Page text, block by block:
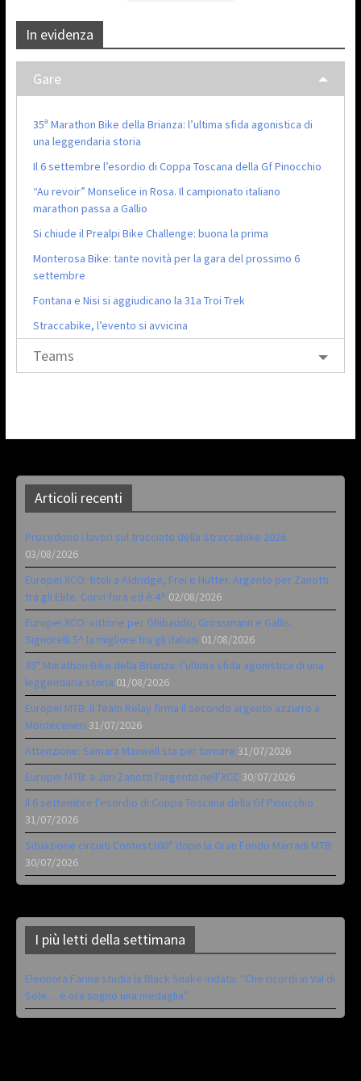
In evidenza
Gare
35ª Marathon Bike della Brianza: l’ultima sfida agonistica di
una leggendaria storia
Il 6 settembre l’esordio di Coppa Toscana della Gf Pinocchio
“Au revoir” Monselice in Rosa. Il campionato italiano
marathon passa a Gallio
Si chiude il Prealpi Bike Challenge: buona la prima
Monterosa Bike: tante novità per la gara del prossimo 6
settembre
Fontana e Nisi si aggiudicano la 31a Troi Trek
Straccabike, l’evento si avvicina
Teams
Articoli recenti
Procedono i lavori sul tracciato della Straccabike 2026
03/08/2026
Europei XCO: titoli a Aldridge, Frei e Hutter. Argento per Zanotti
tra gli Elite. Corvi fora ed è 4^ 02/08/2026
Europei XCO: vittorie per Ghibaudo, Grossmann e Gallis.
Signorelli 5^ la migliore tra gli italiani 01/08/2026
35ª Marathon Bike della Brianza: l’ultima sfida agonistica di una
leggendaria storia 01/08/2026
Europei MTB: il Team Relay firma il secondo argento azzurro a
Monteceneri 31/07/2026
Attenzione: Samara Maxwell sta per tornare 31/07/2026
Europei MTB: a Juri Zanotti l’argento nell’XCC 30/07/2026
Il 6 settembre l’esordio di Coppa Toscana della Gf Pinocchio
31/07/2026
Situazione circuiti Contest360° dopo la Gran Fondo Marradi MTB
30/07/2026
I più letti della settimana
Eleonora Farina studia la Black Snake iridata: “Che ricordi in Val di
Sole… e ora sogno una medaglia”